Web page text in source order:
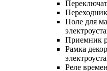
Поле для
Приемник
Рамка
Реле